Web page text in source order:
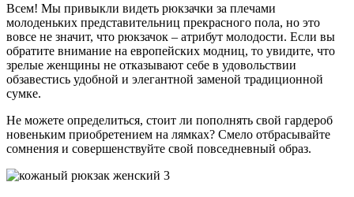
Всем! Мы привыкли видеть рюкзачки за плечами
молоденьких представительниц прекрасного пола, но это
вовсе не значит, что рюкзачок – атрибут молодости. Если вы
обратите внимание на европейских модниц, то увидите, что
зрелые женщины не отказывают себе в удовольствии
обзавестись удобной и элегантной заменой традиционной
сумке.
Не можете определиться, стоит ли пополнять свой гардероб
новеньким приобретением на лямках? Смело отбрасывайте
сомнения и совершенствуйте свой повседневный образ.